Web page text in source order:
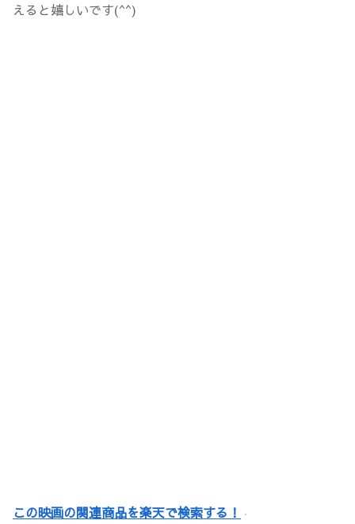
えると嬉しいです(^^)
この映画の関連商品を楽天で検索する！